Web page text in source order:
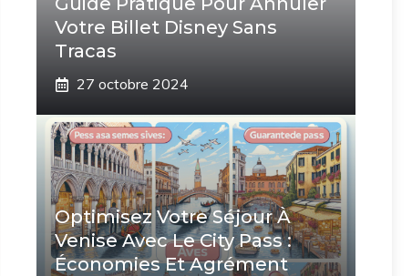
Votre Billet Disney Sans
Tracas
27 octobre 2024
Optimisez Votre Séjour À
Venise Avec Le City Pass :
Économies Et Agrément